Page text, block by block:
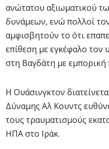
ανώτατου αξιωματικού
δυνάμεων, ενώ πολλοί
αμφισβητούν το ότι
επίθεση με εγκέφαλο τον
στη Βαγδάτη με εμπορική
Η Ουάσινγκτον
Δύναμης Αλ Κουντς
τους τραυματισμούς
ΗΠΑ στο Ιράκ.